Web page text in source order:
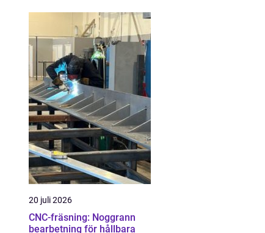
20 juli 2026
CNC-fräsning: Noggrann
bearbetning för hållbara